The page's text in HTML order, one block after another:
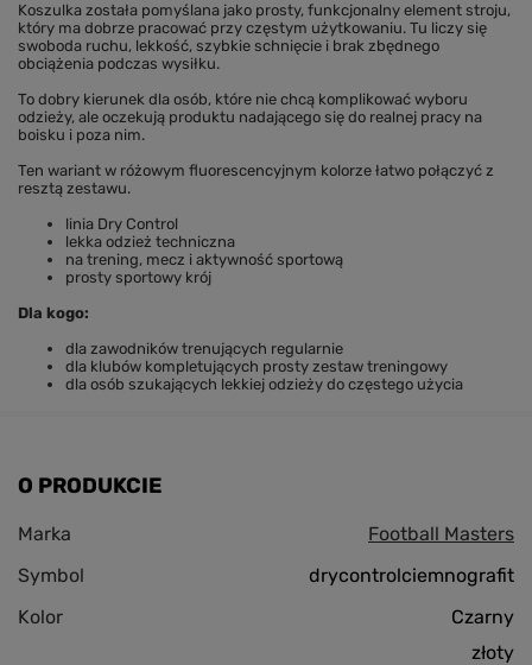
Koszulka została pomyślana jako prosty, funkcjonalny element stroju,
który ma dobrze pracować przy częstym użytkowaniu. Tu liczy się
swoboda ruchu, lekkość, szybkie schnięcie i brak zbędnego
obciążenia podczas wysiłku.
To dobry kierunek dla osób, które nie chcą komplikować wyboru
odzieży, ale oczekują produktu nadającego się do realnej pracy na
boisku i poza nim.
Ten wariant w różowym fluorescencyjnym kolorze łatwo połączyć z
resztą zestawu.
linia Dry Control
lekka odzież techniczna
na trening, mecz i aktywność sportową
prosty sportowy krój
Dla kogo:
dla zawodników trenujących regularnie
dla klubów kompletujących prosty zestaw treningowy
dla osób szukających lekkiej odzieży do częstego użycia
O PRODUKCIE
Marka
Football Masters
Symbol
drycontrolciemnografit
Kolor
Czarny
złoty